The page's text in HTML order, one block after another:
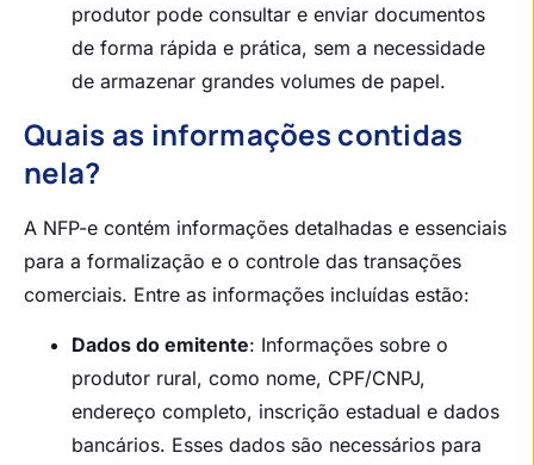
produtor pode consultar e enviar documentos
de forma rápida e prática, sem a necessidade
de armazenar grandes volumes de papel.
Quais as informações contidas
nela?
A NFP-e contém informações detalhadas e essenciais
para a formalização e o controle das transações
comerciais. Entre as informações incluídas estão:
Dados do emitente: Informações sobre o
produtor rural, como nome, CPF/CNPJ,
endereço completo, inscrição estadual e dados
bancários. Esses dados são necessários para